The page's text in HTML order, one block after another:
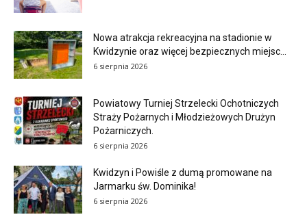
Nowa atrakcja rekreacyjna na stadionie w
Kwidzynie oraz więcej bezpiecznych miejsc...
6 sierpnia 2026
Powiatowy Turniej Strzelecki Ochotniczych
Straży Pożarnych i Młodzieżowych Drużyn
Pożarniczych.
6 sierpnia 2026
Kwidzyn i Powiśle z dumą promowane na
Jarmarku św. Dominika!
6 sierpnia 2026